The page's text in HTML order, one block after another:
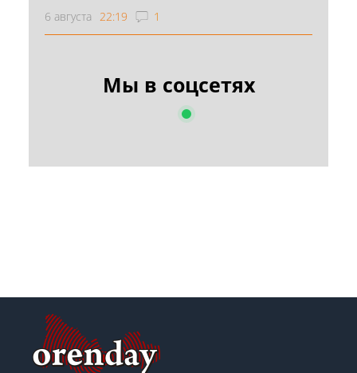
6 августа 22:19 1
Мы в соцсетях